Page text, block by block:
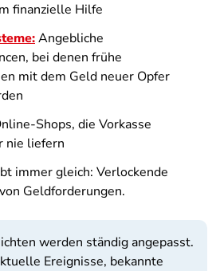
finanzielle Hilfe
Angebliche
bei denen frühe
mit dem Geld neuer Opfer
Shops, die Vorkasse
nie liefern
immer gleich: Verlockende
Geldforderungen.
werden ständig angepasst.
Ereignisse, bekannte